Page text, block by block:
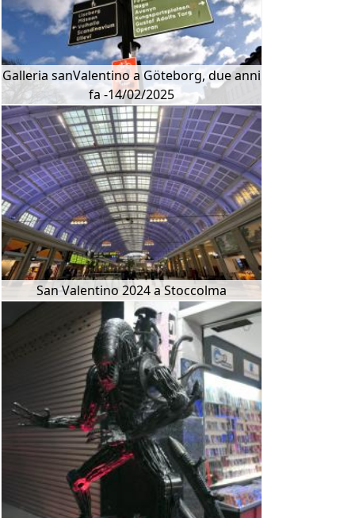
Galleria sanValentino a Göteborg, due anni
fa -14/02/2025
San Valentino 2024 a Stoccolma